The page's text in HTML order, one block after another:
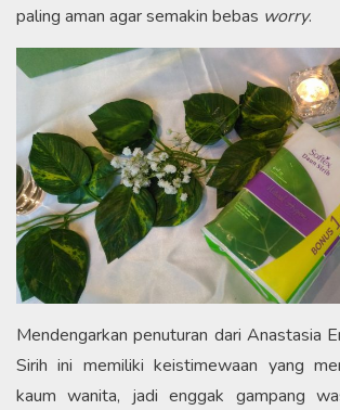
paling aman agar semakin bebas worry.
Mendengarkan penuturan dari Anastasia
Sirih ini memiliki keistimewaan yang
kaum wanita, jadi enggak gampang